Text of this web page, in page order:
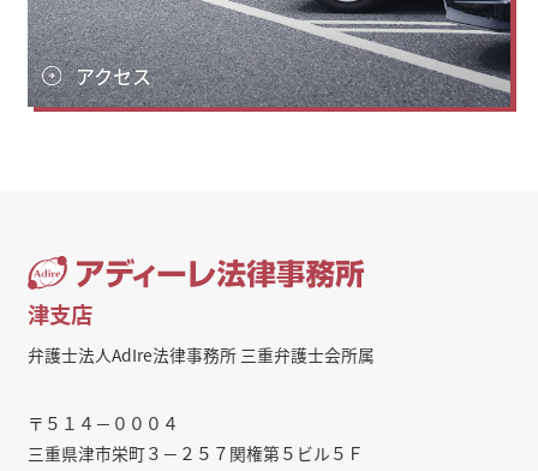
アクセス
津支店
弁護士法人AdIre法律事務所 三重弁護士会所属
〒５１４－０００４
三重県津市栄町３－２５７関権第５ビル５Ｆ